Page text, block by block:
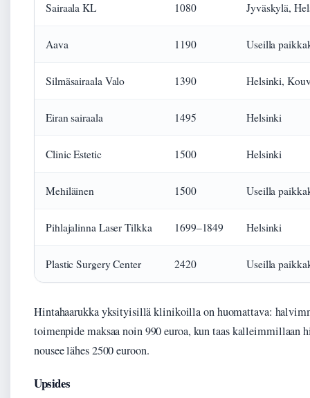
Sairaala KL 1080 Jyväskylä,
Aava 1190 Useilla
Silmäsairaala Valo 1390 Helsinki,
Eiran sairaala 1495 Helsinki
Clinic Estetic 1500 Helsinki
Mehiläinen 1500 Useilla
Pihlajalinna Laser Tilkka 1699–1849 Helsinki
Plastic Surgery Center 2420 Useilla
Hintahaarukka yksityisillä klinikoilla on huomattava:
toimenpide maksaa noin 990 euroa, kun taas kalleimmillaan
nousee lähes 2500 euroon.
Upsides